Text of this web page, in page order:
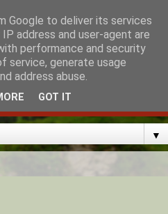
LORETO
▼
Google to deliver its services
address and user-agent are
performance and security
service, generate usage
address abuse.
GOT IT